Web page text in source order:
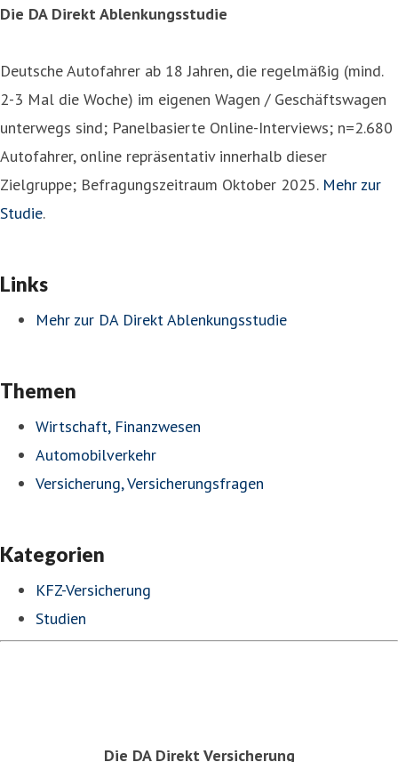
Die DA Direkt Ablenkungsstudie
Deutsche Autofahrer ab 18 Jahren, die regelmäßig (mind.
2-3 Mal die Woche) im eigenen Wagen / Geschäftswagen
unterwegs sind; Panelbasierte Online-Interviews; n=2.680
Autofahrer, online repräsentativ innerhalb dieser
Zielgruppe; Befragungszeitraum Oktober 2025. Mehr zur
Studie.
Links
Mehr zur DA Direkt Ablenkungsstudie
Themen
Wirtschaft, Finanzwesen
Automobilverkehr
Versicherung, Versicherungsfragen
Kategorien
KFZ-Versicherung
Studien
Die DA Direkt Versicherung